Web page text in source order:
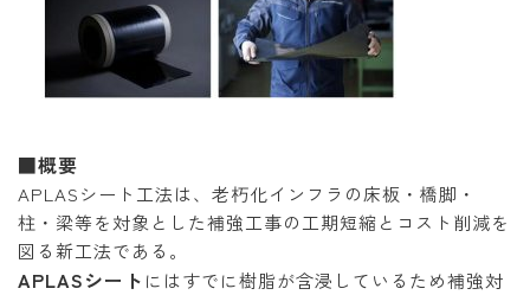
■概要
APLASシート工法は、老朽化インフラの床板・橋脚・
柱・梁等を対象とした補強工事の工期短縮とコスト削減を
図る新工法である。
APLASシート にはすでに樹脂が含浸しているため補強対